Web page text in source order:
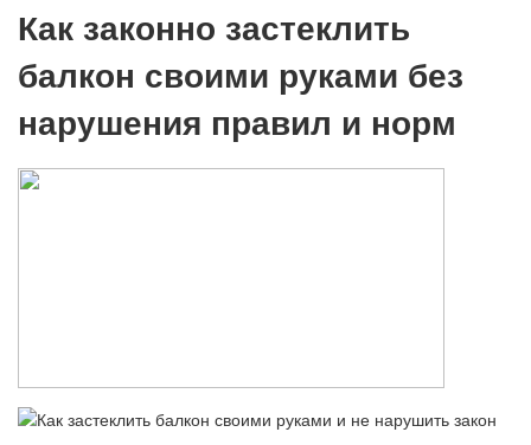
Как законно застеклить
балкон своими руками без
нарушения правил и норм